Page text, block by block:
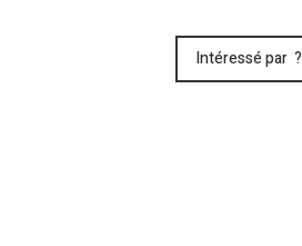
Intéressé par ?